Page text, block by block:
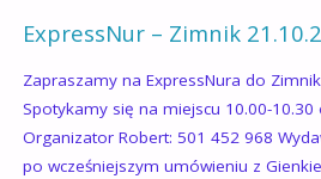
ExpressNur – Zimnik
Zapraszamy na ExpressNura do
Spotykamy się na miejscu 10.00-
Organizator Robert: 501 452 968
po wcześniejszym umówieniu z